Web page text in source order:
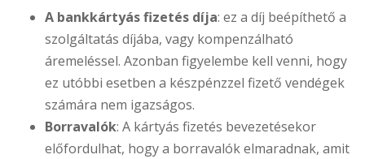
A bankkártyás fizetés díja: ez a díj beépíthető a
szolgáltatás díjába, vagy kompenzálható
áremeléssel. Azonban figyelembe kell venni, hogy
ez utóbbi esetben a készpénzzel fizető vendégek
számára nem igazságos.
Borravalók: A kártyás fizetés bevezetésekor
előfordulhat, hogy a borravalók elmaradnak, amit